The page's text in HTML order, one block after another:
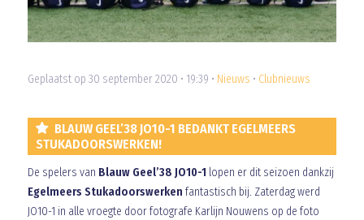
Geplaatst op 30 september 2020 • 19:39 • Nieuws • Clubnieuws
BLAUW GEEL’38 JO10-1 BEDANKT EGELMEERS
STUKADOORSWERKEN!
De spelers van Blauw Geel’38 JO10-1 lopen er dit seizoen dankzij
Egelmeers Stukadoorswerken fantastisch bij. Zaterdag werd
JO10-1 in alle vroegte door fotografe Karlijn Nouwens op de foto